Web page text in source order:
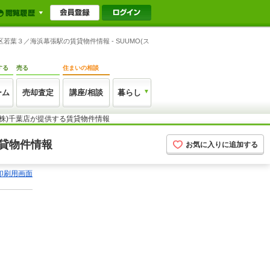
葉３／海浜幕張駅の賃貸物件情報 - SUUMO(ス
る
ム
売る
売却査定
住まいの相談
講座/相談 暮らし
)千葉店が提供する賃貸物件情報
物件情報 お気に入りに追加する
刷用画面